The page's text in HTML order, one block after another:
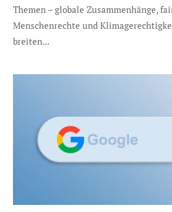
Themen – globale Zusammenhänge,
Menschenrechte und
breiten...